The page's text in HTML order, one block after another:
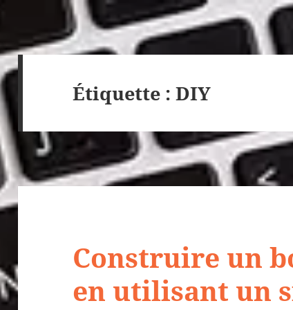
Étiquette :DIY
Construire un
en utilisant un